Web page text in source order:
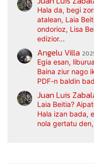
Hala da, begi
atalean, Laia
ondorioz, Lisa
edizior...
Angelu Villa
Egia esan,
Baina ziur nago
PDF-n baldin
Juan Luis
Laia Beitia?
Hala izan bada,
nola gertatu